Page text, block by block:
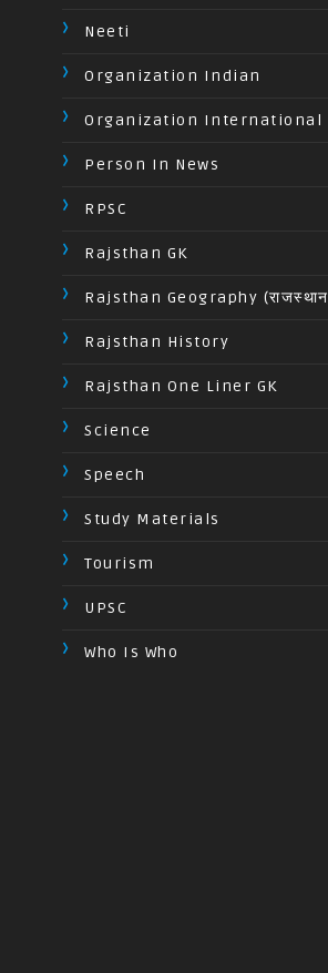
Neeti
Organization Indian
Organization International
Person In News
RPSC
Rajsthan GK
Rajsthan Geography (राजस्थान
Rajsthan History
Rajsthan One Liner GK
Science
Speech
Study Materials
Tourism
UPSC
Who Is Who